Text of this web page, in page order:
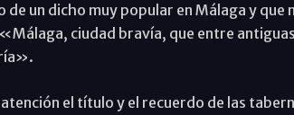
de un dicho muy popular en Málaga y que
ciudad bravía, que entre
atención el título y el recuerdo de las